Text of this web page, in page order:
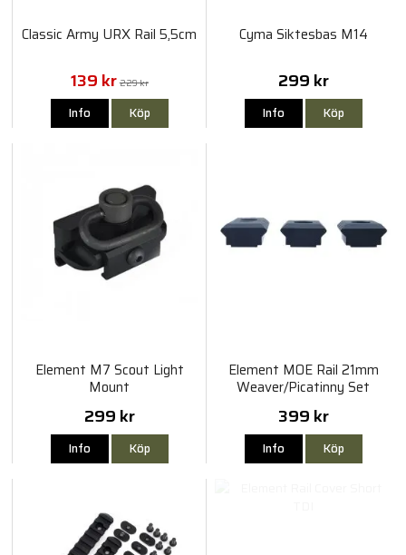
Classic Army URX Rail 5,5cm
139 kr 229 kr
Info Köp
Cyma Siktesbas M14
299 kr
Info Köp
Element M7 Scout Light
Mount
299 kr
Info Köp
Element MOE Rail 21mm
Weaver/Picatinny Set
399 kr
Info Köp